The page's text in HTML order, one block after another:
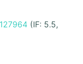
(IF: 5.5,